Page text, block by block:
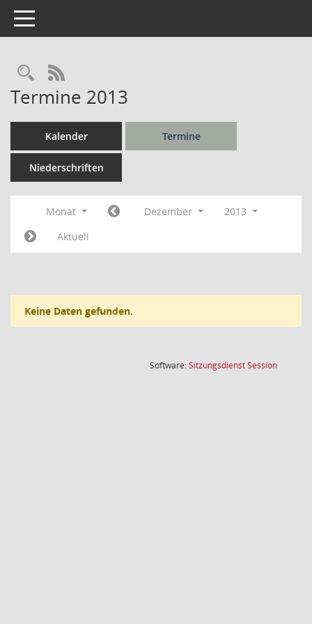
Toggle navigation
Rechercheauswahl
RSS-Feed
Termine 2013
Kalender Termine
Niederschriften
Monat Dezember
2013
Aktuell
Keine Daten gefunden.
Software:SitzungsdienstSession(Wird in